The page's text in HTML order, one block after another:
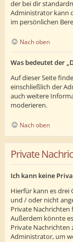
der bei dir
Administrator kann
im persönlichen
Nach oben
Was bedeutet der
Auf dieser Seite
einschließlich der
auch weitere
moderieren.
Nach oben
Private
Ich kann keine
Hierfür kann es drei
und / oder nicht
Private Nachrichten
Außerdem könnte
Private Nachrichten
Administrator, um